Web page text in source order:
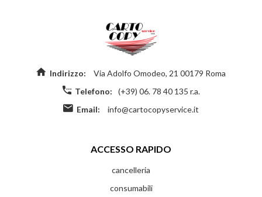
Indirizzo:
Via Adolfo Omodeo, 21 00179 Roma
Telefono:
(+39) 06. 78 40 135 r.a.
Email:
info@cartocopyservice.it
ACCESSO RAPIDO
cancelleria
consumabili